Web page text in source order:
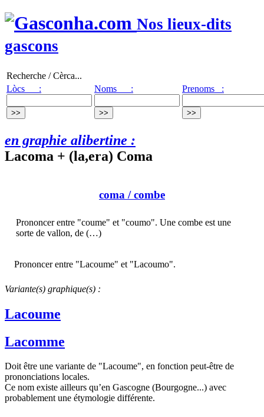
Nos lieux-dits
gascons
Recherche / Cèrca...
Lòcs :
Noms : Prenoms :
en graphie alibertine :
Lacoma + (la,era) Coma
coma / combe
Prononcer entre "coume" et "coumo". Une combe est une
sorte de vallon, de (…)
Prononcer entre "Lacoume" et "Lacoumo".
Variante(s) graphique(s) :
Lacoume
Lacomme
Doit être une variante de "Lacoume", en fonction peut-être de
prononciations locales.
Ce nom existe ailleurs qu’en Gascogne (Bourgogne...) avec
probablement une étymologie différente.